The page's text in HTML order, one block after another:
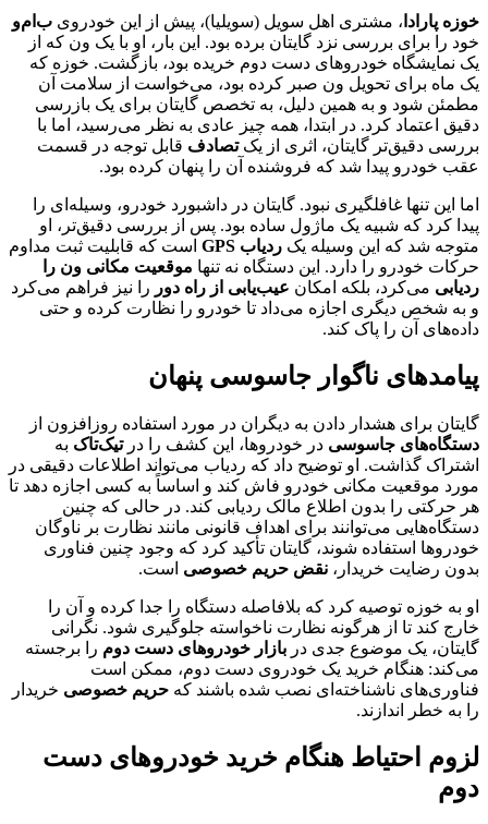
خوزه پارادا ، مشتری اهل سویل (سویلیا)، پیش از این خودروی ب‌ام‌و
خود را برای بررسی نزد گایتان برده بود. این بار، او با یک ون که از
یک نمایشگاه خودروهای دست دوم خریده بود، بازگشت. خوزه که
یک ماه برای تحویل ون صبر کرده بود، می‌خواست از سلامت آن
مطمئن شود و به همین دلیل، به تخصص گایتان برای یک بازرسی
دقیق اعتماد کرد. در ابتدا، همه چیز عادی به نظر می‌رسید، اما با
بررسی دقیق‌تر گایتان، اثری از یکتصادف قابل توجه در قسمت
عقب خودرو پیدا شد که فروشنده آن را پنهان کرده بود.
اما این تنها غافلگیری نبود. گایتان در داشبورد خودرو، وسیله‌ای را
پیدا کرد که شبیه یک ماژول ساده بود. پس از بررسی دقیق‌تر، او
متوجه شد که این وسیله یک ردیاب GPS
است که قابلیت ثبت مداوم
حرکات خودرو را دارد. این دستگاه نه تنها موقعیت مکانی ون را
ردیابی می‌کرد، بلکه امکان عیب‌یابی از راه دور را نیز فراهم می‌کرد
و به شخص دیگری اجازه می‌داد تا خودرو را نظارت کرده و حتی
داده‌های آن را پاک کند.
پیامدهای ناگوار جاسوسی پنهان
گایتان برای هشدار دادن به دیگران در مورد استفاده روزافزون از
دستگاه‌های جاسوسی در خودروها، این کشف را درتیک‌تاک به
اشتراک گذاشت. او توضیح داد که ردیاب می‌تواند اطلاعات دقیقی در
مورد موقعیت مکانی خودرو فاش کند و اساساً به کسی اجازه دهد تا
هر حرکتی را بدون اطلاع مالک ردیابی کند. در حالی که چنین
دستگاه‌هایی می‌توانند برای اهداف قانونی مانند نظارت بر ناوگان
خودروها استفاده شوند، گایتان تأکید کرد که وجود چنین فناوری
بدون رضایت خریدار، نقض حریم خصوصی است.
او به خوزه توصیه کرد که بلافاصله دستگاه را جدا کرده و آن را
خارج کند تا از هرگونه نظارت ناخواسته جلوگیری شود. نگرانی
گایتان، یک موضوع جدی در بازار خودروهای دست دوم را برجسته
می‌کند: هنگام خرید یک خودروی دست دوم، ممکن است
فناوری‌های ناشناخته‌ای نصب شده باشند که حریم خصوصی خریدار
را به خطر اندازند.
لزوم احتیاط هنگام خرید خودروهای دست
دوم